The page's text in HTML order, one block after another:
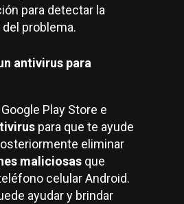
para detectar la
problema.
antivirus para
Play Store e
para que te ayude
eliminar
maliciosasque
celular Android.
ayudar y brindar